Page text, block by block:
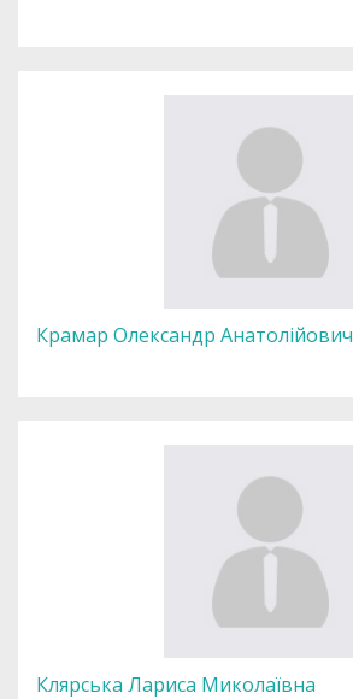
Крамар Олександр Анатолійович
Клярська Лариса Миколаївна